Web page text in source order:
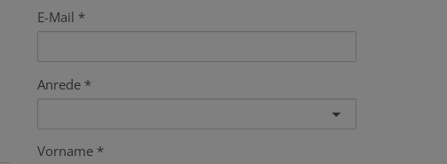
E-Mail
Anrede
Vorname